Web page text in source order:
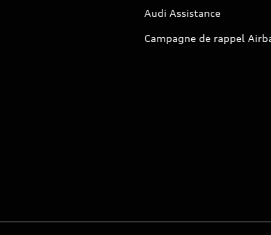
Audi Assistance
Campagne de rappel